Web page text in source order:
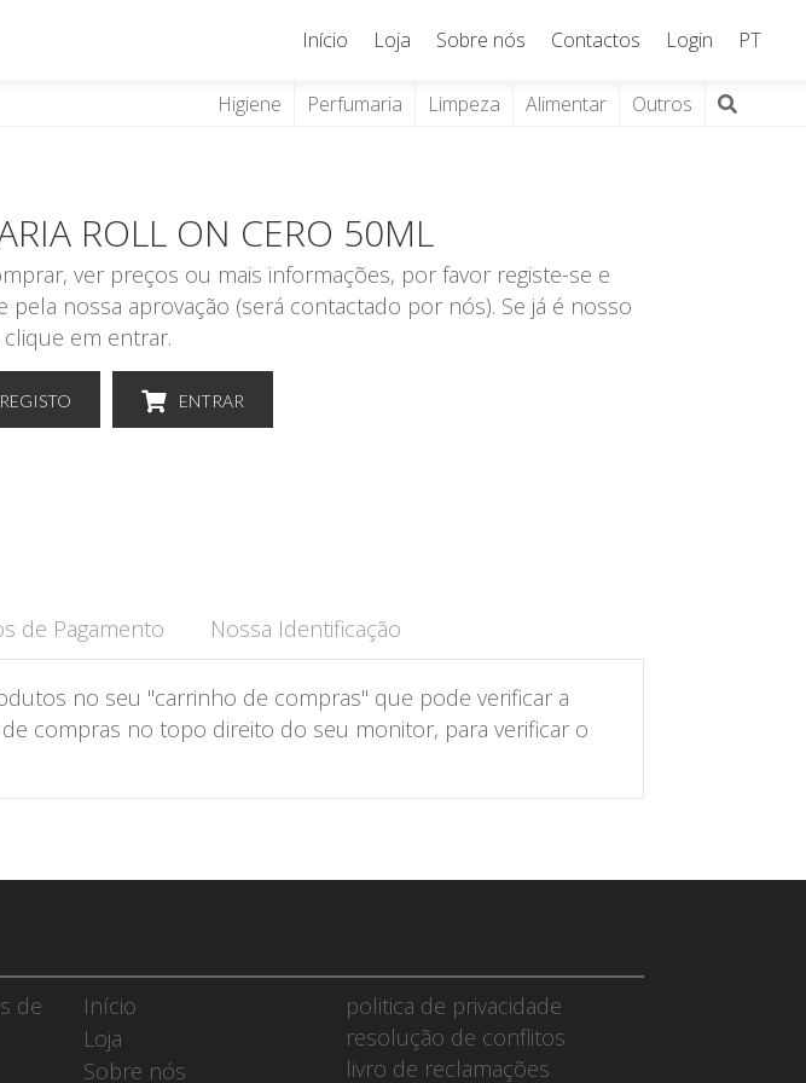
Início Loja Sobre nós Contactos Login PT
Higiene Perfumaria Limpeza Alimentar Outros
ROLL ON CERO 50ML
ver preços ou mais informações, por favor registe-se e
pela nossa aprovação (será contactado por nós). Se já é nosso
em entrar.
REGISTO ENTRAR
de Pagamento Nossa Identificação
no seu "carrinho de compras" que pode verificar a
compras no topo direito do seu monitor, para verificar o
de
Início
Loja
Sobre nós
politica de privacidade
resolução de conflitos
livro de reclamações